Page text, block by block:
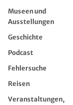
Museen und
Ausstellungen
Geschichte
Podcast
Fehlersuche
Reisen
Veranstaltungen,